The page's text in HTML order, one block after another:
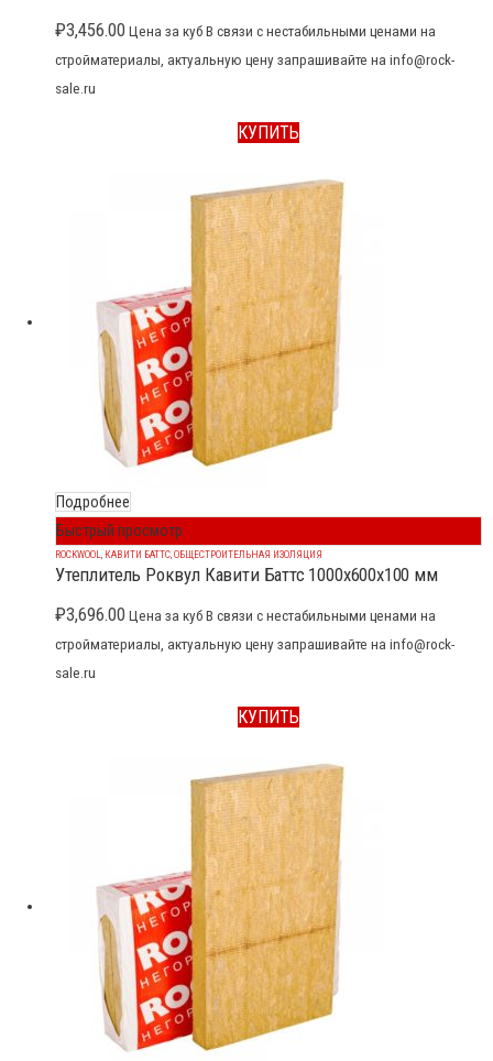
₽3,456.00 Цена за куб В связи с нестабильными ценами на
стройматериалы, актуальную цену запрашивайте на info@rock-
sale.ru
КУПИТЬ
Подробнее
Быстрый просмотр
ROCKWOOL КАВИТИ БАТТС ОБЩЕСТРОИТЕЛЬНАЯ ИЗОЛЯЦИЯ
Утеплитель Роквул Кавити Баттс 1000x600x100 мм
₽3,696.00 Цена за куб В связи с нестабильными ценами на
стройматериалы, актуальную цену запрашивайте на info@rock-
sale.ru
КУПИТЬ